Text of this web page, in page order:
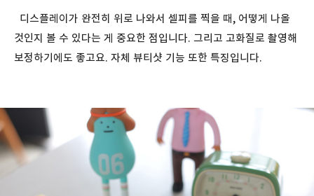
디스플레이가 완전히 위로 나와서 셀피를 찍을 때, 어떻게 나올
것인지 볼 수 있다는 게 중요한 점입니다. 그리고 고화질로 촬영해
보정하기에도 좋고요. 자체 뷰티샷 기능 또한 특징입니다.